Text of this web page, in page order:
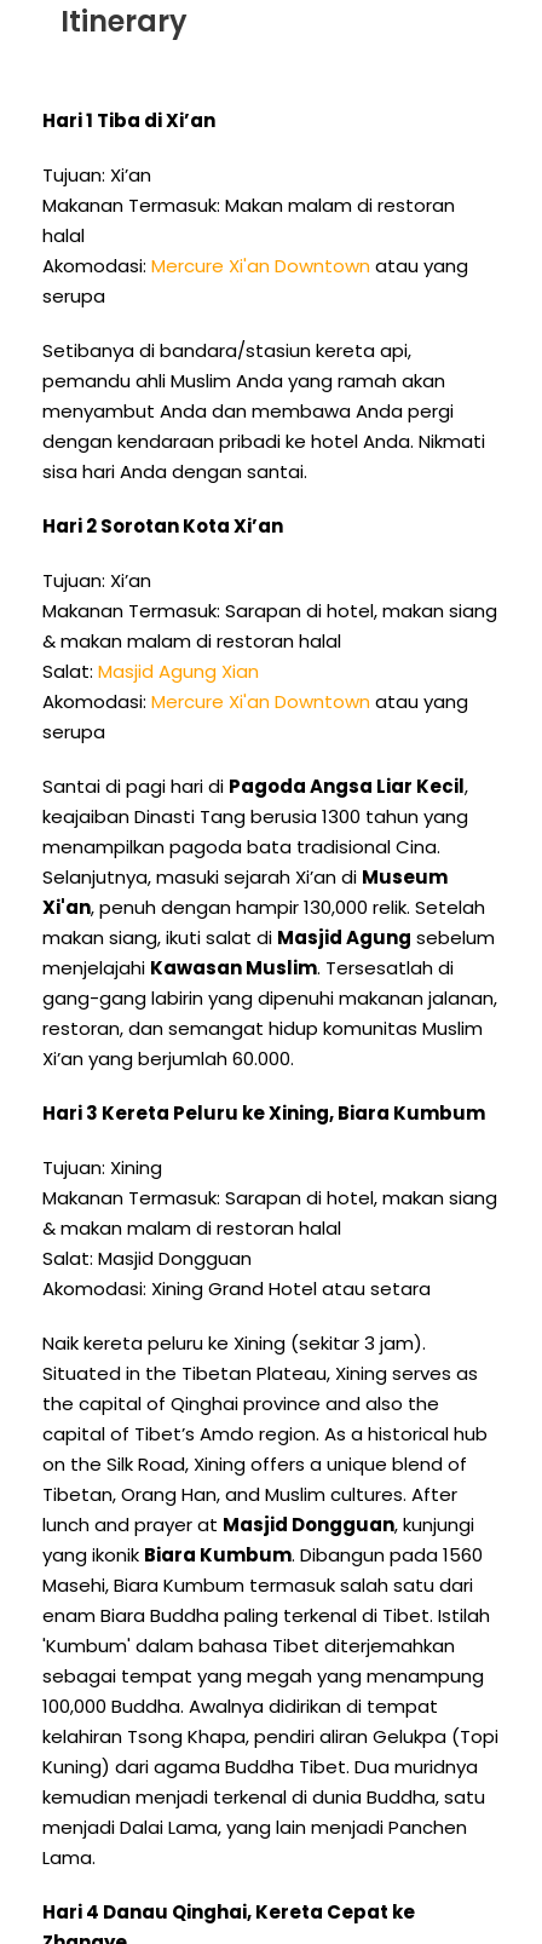
Itinerary
Hari 1 Tiba di Xi’an
Tujuan: Xi’an
Makanan Termasuk: Makan malam di restoran
halal
Akomodasi: Mercure Xi'an Downtownatau yang
serupa
Setibanya di bandara/stasiun kereta api,
pemandu ahli Muslim Anda yang ramah akan
menyambut Anda dan membawa Anda pergi
dengan kendaraan pribadi ke hotel Anda. Nikmati
sisa hari Anda dengan santai.
Hari 2 Sorotan Kota Xi’an
Tujuan: Xi’an
Makanan Termasuk: Sarapan di hotel, makan siang
& makan malam di restoran halal
Salat: Masjid Agung Xian
Akomodasi: Mercure Xi'an Downtownatau yang
serupa
Santai di pagi hari di Pagoda Angsa Liar Kecil,
keajaiban Dinasti Tang berusia 1300 tahun yang
menampilkan pagoda bata tradisional Cina.
Selanjutnya, masuki sejarah Xi’an di Museum
Xi'an, penuh dengan hampir 130,000 relik. Setelah
makan siang, ikuti salat di Masjid Agung sebelum
menjelajahi Kawasan Muslim. Tersesatlah di
gang-gang labirin yang dipenuhi makanan jalanan,
restoran, dan semangat hidup komunitas Muslim
Xi’an yang berjumlah 60.000.
Hari 3 Kereta Peluru ke Xining, Biara Kumbum
Tujuan: Xining
Makanan Termasuk: Sarapan di hotel, makan siang
& makan malam di restoran halal
Salat: Masjid Dongguan
Akomodasi: Xining Grand Hotel atau setara
Naik kereta peluru ke Xining (sekitar 3 jam).
Situated in the Tibetan Plateau, Xining serves as
the capital of Qinghai province and also the
capital of Tibet’s Amdo region. As a historical hub
on the Silk Road, Xining offers a unique blend of
Tibetan, Orang Han,and Muslim cultures. After
lunch and prayer at Masjid Dongguan, kunjungi
yang ikonik Biara Kumbum. Dibangun pada 1560
Masehi, Biara Kumbum termasuk salah satu dari
enam Biara Buddha paling terkenal di Tibet. Istilah
'Kumbum' dalam bahasa Tibet diterjemahkan
sebagai tempat yang megah yang menampung
100,000 Buddha. Awalnya didirikan di tempat
kelahiran Tsong Khapa, pendiri aliran Gelukpa (Topi
Kuning) dari agama Buddha Tibet. Dua muridnya
kemudian menjadi terkenal di dunia Buddha, satu
menjadi Dalai Lama, yang lain menjadi Panchen
Lama.
Hari 4 Danau Qinghai, Kereta Cepat ke